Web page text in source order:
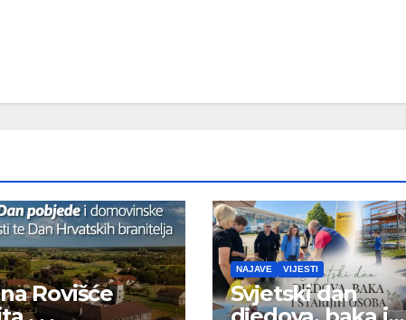
Rovišće
NAJAVE VIJESTI
Svjetski dan